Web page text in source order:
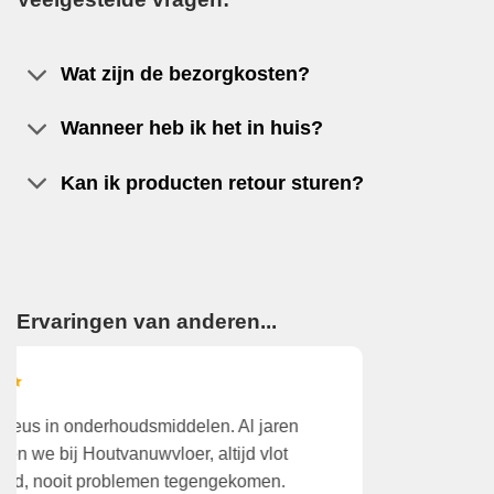
Wat zijn de bezorgkosten?
Wanneer heb ik het in huis?
Kan ik producten retour sturen?
Ervaringen van anderen...
Wegens tijdgebrek gekozen het aan huis te laten
leveren. Dat was verrassend snel en zeer correct!
Prima!